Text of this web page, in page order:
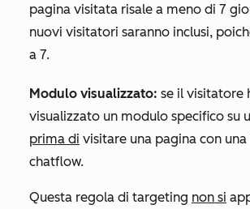
pagina visitata risale a meno di 7
nuovi visitatori saranno inclusi,
a 7.
Modulo visualizzato: se il visitatore
visualizzato un modulo specifico su
prima di visitare una pagina con una
chatflow.
Questa regola di targeting non si